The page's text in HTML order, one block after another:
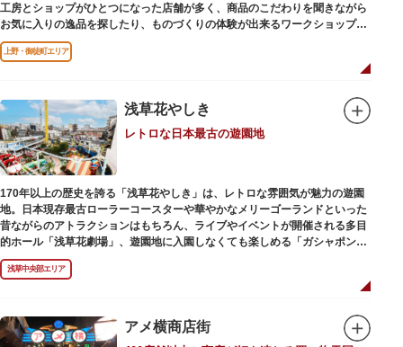
工房とショップがひとつになった店舗が多く、商品のこだわりを聞きながら
お気に入りの逸品を探したり、ものづくりの体験が出来るワークショップに
参加して自分だけのオリジナル商品を作ったり、クリエイターと直接コミュ
ニケーションをとりながらのショッピングが楽しめます。飲食店もあるので
ないぬくもりと、新しいデザインの商品に出会うことができます。
名前の由来は、東京駅から2k540m付近にあることから「2k540」、秋葉原
駅（AKIHABARA）と御徒町駅（OKACHIMACHI）の間にあるという造語
「AKI-OKA」、フランス語で「職人」を意味する「ARTISAN」を組み合わ
せたもの。
施設周辺は、江戸の文化を伝える伝統工芸職人の街だったという背景もあ
り、現在もジュエリーや皮製品を扱うお店が多く、高いセンスとクオリティ
をもった店舗が集結しています。
上野・御徒町エリア
浅草花やしき
レトロな日本最古の遊園地
170年以上の歴史を誇る「浅草花やしき」は、レトロな雰囲気が魅力の遊園
地。日本現存最古ローラーコースターや華やかなメリーゴーランドといった
昔ながらのアトラクションはもちろん、ライブやイベントが開催される多目
的ホール「浅草花劇場」、遊園地に入園しなくても楽しめる「ガシャポンの
デパート浅草花やしき店」も併設され、さまざまな娯楽を楽しめる浅草の
「遊びの場」として親しまれています。
と菊細工を主とした花園（かえん）として誕生しました。明治時代に入ると
遊戯施設が置かれ、珍鳥や猛獣、見世物の展示などでも評判に。全国有数の
浅草中央部エリア
アメ横商店街